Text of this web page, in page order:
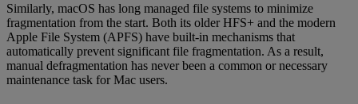
Similarly, macOS has long managed file systems to minimize
fragmentation from the start. Both its older HFS+ and the modern
Apple File System (APFS) have built-in mechanisms that
automatically prevent significant file fragmentation. As a result,
manual defragmentation has never been a common or necessary
maintenance task for Mac users.